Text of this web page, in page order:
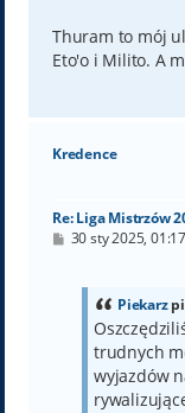
Thuram to mój
Eto'o i Milito. A
Kredence
Re: Liga Mistrzów
P30 sty 2025, 01:17
Piekarz
trudnych
wyjazdów